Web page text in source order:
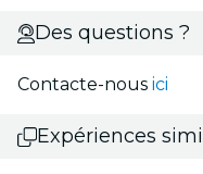
Des questions ?
Contacte-nous ici
Expériences